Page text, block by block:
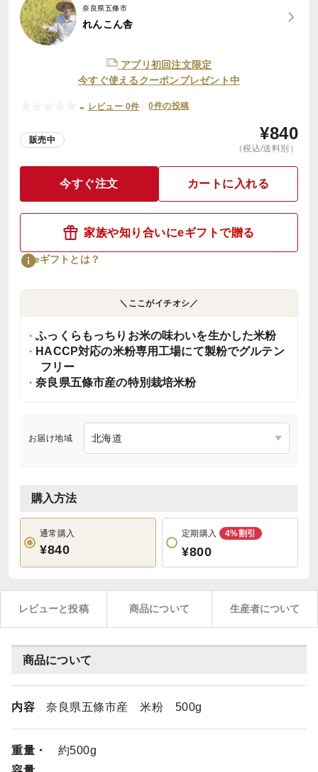
奈良県五條市
れんこん舎
アプリ初回注文限定
今すぐ使えるクーポンプレゼント中
- レビュー 0件 0件の投稿
販売中 ¥840
（税込/送料別）
今すぐ注文 カートに入れる
家族や知り合いにeギフトで贈る
eギフトとは？
＼ここがイチオシ／
ふっくらもっちりお米の味わいを生かした米粉
HACCP対応の米粉専用工場にて製粉でグルテン
フリー
奈良県五條市産の特別栽培米粉
お届け地域
購入方法
通常購入
¥840
定期購入 4%割引
¥800
レビューと投稿 商品について 生産者について
商品について
内容 奈良県五條市産 米粉 500g
重量・
約500g